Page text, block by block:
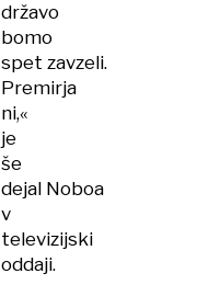
državo
bomo
spet zavzeli.
Premirja
ni,«
je
še
dejal Noboa
v
televizijski
oddaji.